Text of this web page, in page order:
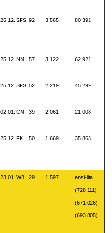
25.12. SFS 92 3 565 80 391
25.12. NM 57 3 122 62 921
25.12. SFS 52 2 219 45 299
02.01. CM 39 2 061 21 008
25.12. FK 50 1 669 35 863
23.01. WB 29 1 597 ensi-ilta
(728 111)
(671 026)
(693 805)